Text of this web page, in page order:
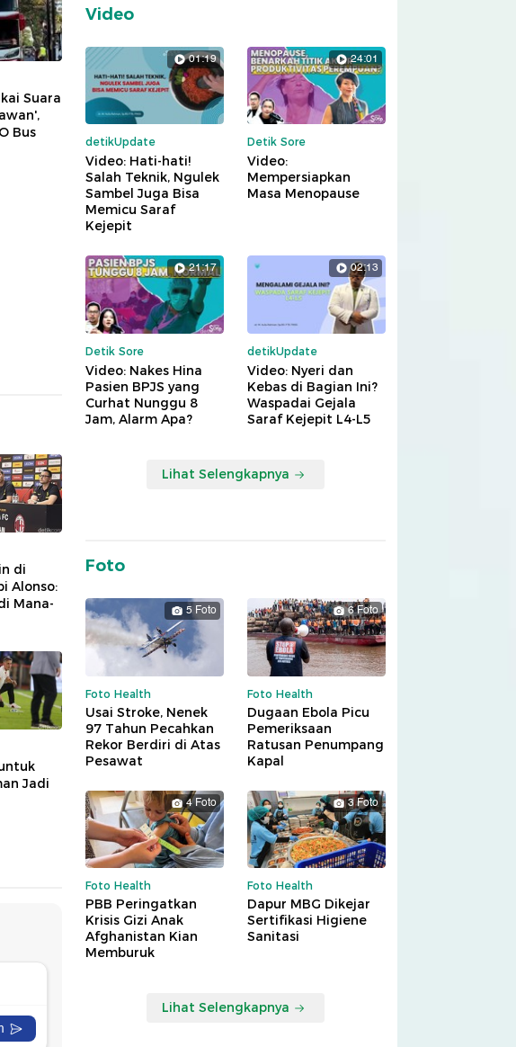
Suara
Bus
di
Alonso:
Mana-
Jadi
Video
01:19
detikUpdate
Video: Hati-hati!
Salah Teknik, Ngulek
Sambel Juga Bisa
Memicu Saraf
Kejepit
24:01
Detik Sore
Video:
Mempersiapkan
Masa Menopause
21:17
Detik Sore
Video: Nakes Hina
Pasien BPJS yang
Curhat Nunggu 8
Jam, Alarm Apa?
02:13
detikUpdate
Video: Nyeri dan
Kebas di Bagian Ini?
Waspadai Gejala
Saraf Kejepit L4-L5
Lihat Selengkapnya
Foto
5 Foto
Foto Health
Usai Stroke, Nenek
97 Tahun Pecahkan
Rekor Berdiri di Atas
Pesawat
6 Foto
Foto Health
Dugaan Ebola Picu
Pemeriksaan
Ratusan Penumpang
Kapal
4 Foto
Foto Health
PBB Peringatkan
Krisis Gizi Anak
Afghanistan Kian
Memburuk
3 Foto
Foto Health
Dapur MBG Dikejar
Sertifikasi Higiene
Sanitasi
Lihat Selengkapnya